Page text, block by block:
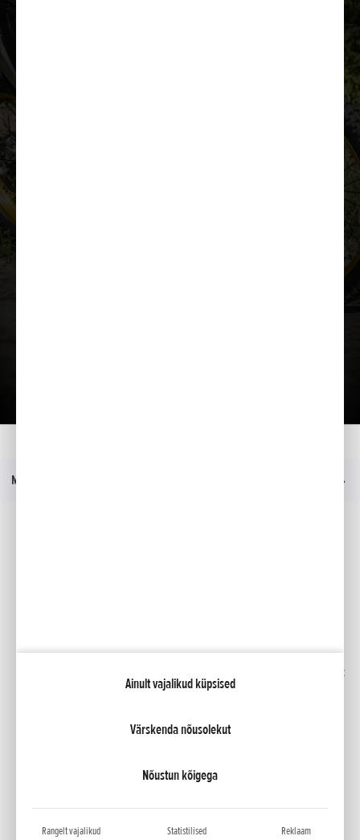
Ainult vajalikud küpsised
Värskenda nõusolekut
Nõustun kõigega
Rangelt vajalikud Statistilised Reklaam
Menüü
Honda RoadSync
Privaatsustingimused ja küpsiste poliitika